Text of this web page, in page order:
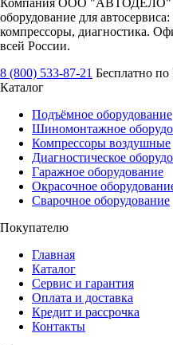
оборудование для
компрессоры, диагностика.
всей России.
8 (800) 533-87-21 Бесплатно по
Каталог
Подъёмное оборудование
Шиномонтажное
Компрессоры воздушные
Диагностическое
Гаражное оборудование
Окрасочное
Сварочное оборудование
Покупателю
Главная
Каталог
Сервис и гарантия
Оплата и доставка
Кредит и рассрочка
Контакты